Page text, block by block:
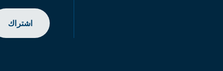
اشتراك